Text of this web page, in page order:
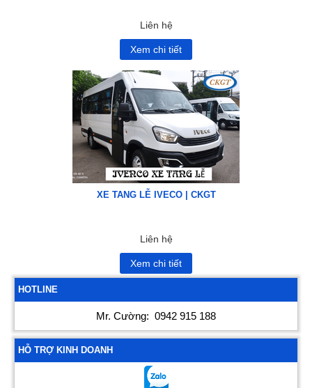
Liên hệ
Xem chi tiết
XE TANG LỄ IVECO | CKGT
Liên hệ
Xem chi tiết
HOTLINE
Mr. Cường: 0942 915 188
HỖ TRỢ KINH DOANH